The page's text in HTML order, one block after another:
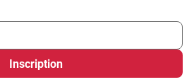
Inscription